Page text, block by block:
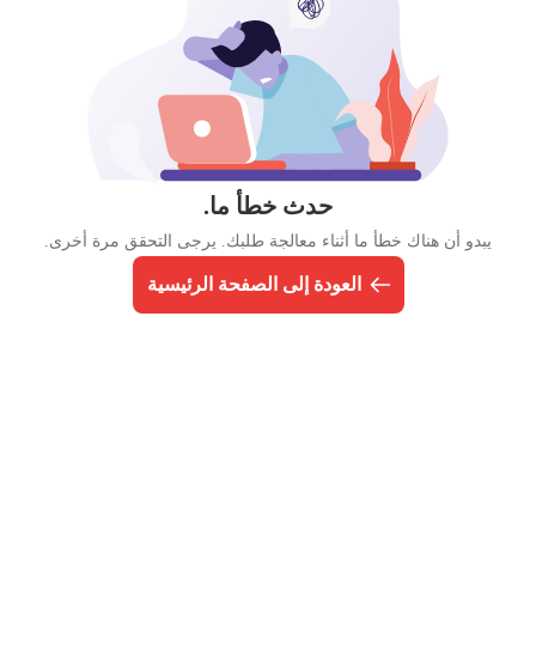
حدث خطأ ما.
يبدو أن هناك خطأ ما أثناء معالجة طلبك. يرجى التحقق مرة أخرى.
العودة إلى الصفحة الرئيسية